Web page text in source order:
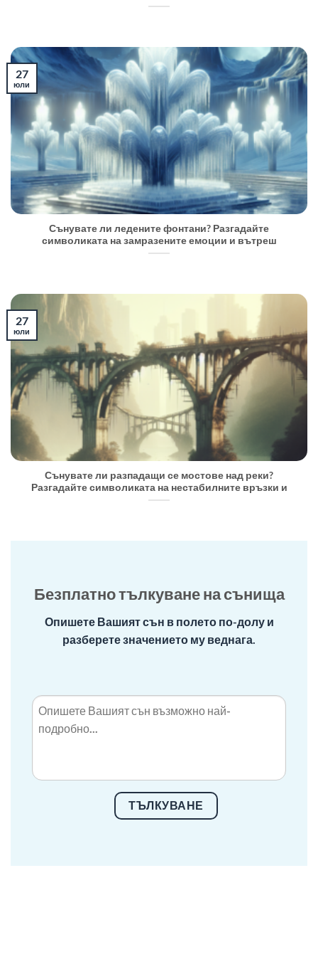
Сънувате ли ледените фонтани? Разгадайте
символиката на замразените емоции и вътреш
27
юли
Сънувате ли разпадащи се мостове над реки?
Разгадайте символиката на нестабилните връзки и
27
юли
Безплатно тълкуване на сънища
Опишете Вашият сън в полето по-долу и
разберете значението му веднага.
ТЪЛКУВАНЕ